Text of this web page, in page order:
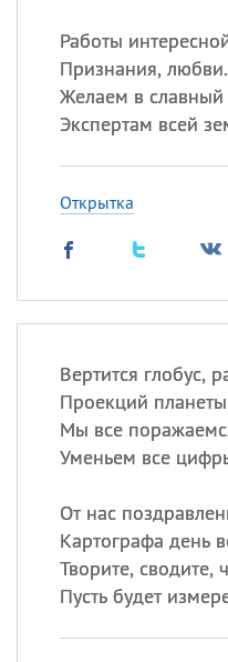
Работы
Признания, любви.
Желаем в славный
Экспертам всей
Открытка
Вертится глобус,
Проекций планеты
Мы все
Уменьем все
От нас
Картографа день
Творите, сводите,
Пусть будет